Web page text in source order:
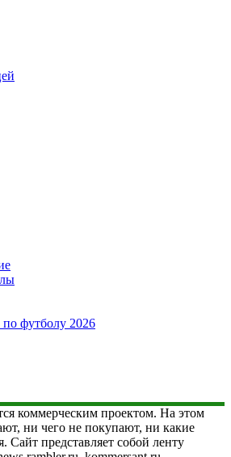
футболу 2026
коммерческим проектом. На этом
ни чего не покупают, ни какие
Сайт представляет собой ленту